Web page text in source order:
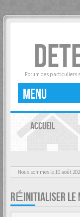
Forum des particuliers
MENU
ACCUEIL
Nous sommes le 10 août
RÉINITIALISER LE